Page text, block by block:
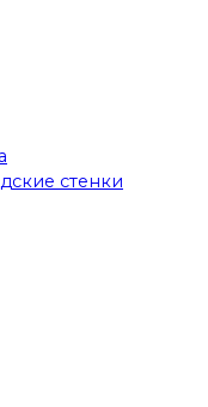
стенки